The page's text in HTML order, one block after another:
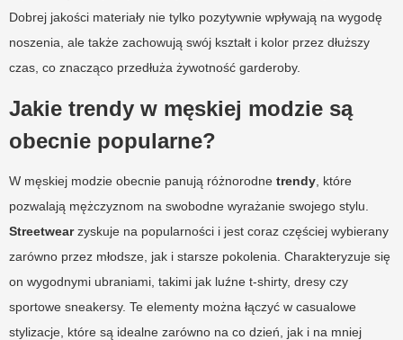
Dobrej jakości materiały nie tylko pozytywnie wpływają na wygodę
noszenia, ale także zachowują swój kształt i kolor przez dłuższy
czas, co znacząco przedłuża żywotność garderoby.
Jakie trendy w męskiej modzie są
obecnie popularne?
W męskiej modzie obecnie panują różnorodne trendy , które
pozwalają mężczyznom na swobodne wyrażanie swojego stylu.
Streetwearzyskuje na popularności i jest coraz częściej wybierany
zarówno przez młodsze, jak i starsze pokolenia. Charakteryzuje się
on wygodnymi ubraniami, takimi jak luźne t-shirty, dresy czy
sportowe sneakersy. Te elementy można łączyć w casualowe
stylizacje, które są idealne zarówno na co dzień, jak i na mniej